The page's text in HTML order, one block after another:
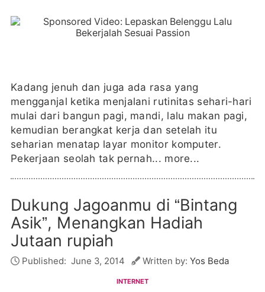
Kadang jenuh dan juga ada rasa yang
mengganjal ketika menjalani rutinitas sehari-hari
mulai dari bangun pagi, mandi, lalu makan pagi,
kemudian berangkat kerja dan setelah itu
seharian menatap layar monitor komputer.
Pekerjaan seolah tak pernah... more...
Dukung Jagoanmu di “Bintang
Asik”, Menangkan Hadiah
Jutaan rupiah
Published: June 3, 2014 Written by: Yos Beda
INTERNET